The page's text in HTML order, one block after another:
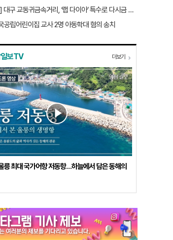
[Y르포] 대구 교동귀금속거리, ‘랩 다이아’ 특수로 다시금 활기…“반짝 인기 의존 않는 지속 가능 성장 동력 마련해야”
공립어린이집 교사 2명 아동학대 혐의 송치
보TV 더보기
릉 최대 국가어항 저동항…하늘에서 담은 동해의